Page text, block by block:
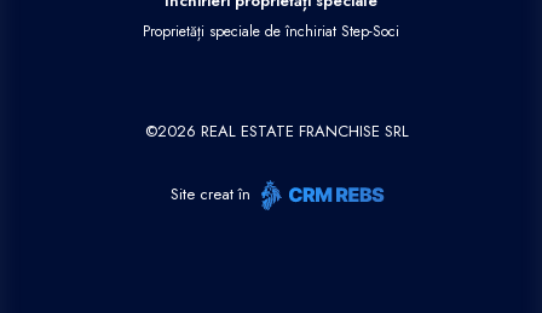
Proprietăți speciale de închiriat Step-Soci
©2026 REAL ESTATE FRANCHISE SRL
Site creat în